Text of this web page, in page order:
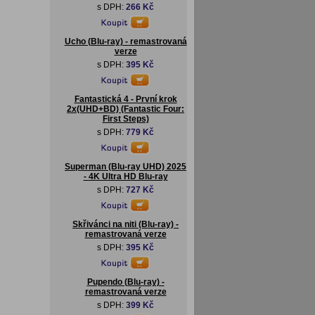
s DPH: 266 Kč
Ucho (Blu-ray) - remastrovaná
verze
s DPH: 395 Kč
Fantastická 4 - První krok
2x(UHD+BD) (Fantastic Four:
First Steps)
s DPH: 779 Kč
Superman (Blu-ray UHD) 2025
- 4K Ultra HD Blu-ray
s DPH: 727 Kč
Skřivánci na niti (Blu-ray) -
remastrovaná verze
s DPH: 395 Kč
Pupendo (Blu-ray) -
remastrovaná verze
s DPH: 399 Kč